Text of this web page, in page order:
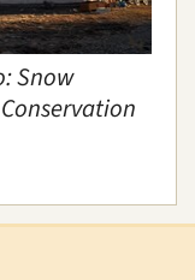
Snow